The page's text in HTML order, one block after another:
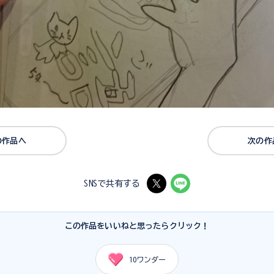
作品へ 次の作
SNSで共有する
この作品をいいねと思ったらクリック！
10ワンダー